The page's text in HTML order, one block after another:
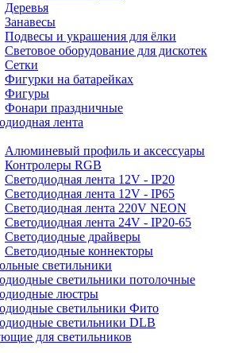
Деревья
Занавесы
Подвесы и украшения для ёлки
Световое оборудование для дискотек
Сетки
Фигурки на батарейках
Фигуры
Фонари праздничные
лента
Алюминевый профиль и аксессуары
Контролеры RGB
Светодиодная лента 12V - IP20
Светодиодная лента 12V - IP65
Светодиодная лента 220V NEON
Светодиодная лента 24V - IP20-65
Светодиодные драйверы
Светодиодные коннекторы
светильники
светильники потолочные
люстры
светильники Фито
светильники DLB
для светильников